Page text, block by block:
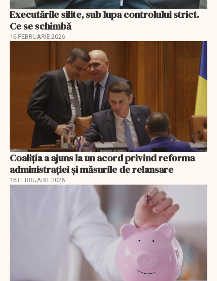
Executările silite, sub lupa controlului strict.
Ce se schimbă
16 FEBRUARIE 2026
Coaliția a ajuns la un acord privind reforma
administrației și măsurile de relansare
16 FEBRUARIE 2026